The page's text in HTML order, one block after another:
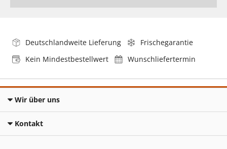
Deutschlandweite Lieferung
Frischegarantie
Kein Mindestbestellwert
Wunschliefertermin
Wir über uns
Kontakt